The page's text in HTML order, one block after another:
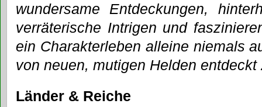
wundersame Entdeckungen,
verräterische Intrigen und
ein Charakterleben alleine niemals
von neuen, mutigen Helden entdeckt
Länder & Reiche